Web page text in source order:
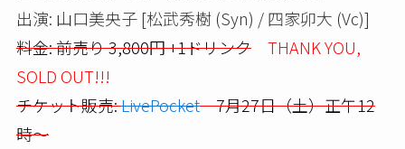
出演: 山口美央子 [松武秀樹 (Syn) / 四家卯大 (Vc)]
料金: 前売り 3,800円 +1ドリンク
THANK YOU,
SOLD OUT!!!
チケット販売:LivePocket7月27日（土）正午12
時～